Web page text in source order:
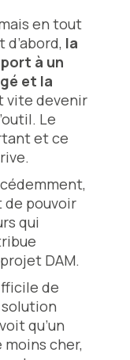
en tout
d’abord, la
à un
et la
vite devenir
Le
et ce
de pouvoir
qui
DAM.
de
qu’un
moins cher,